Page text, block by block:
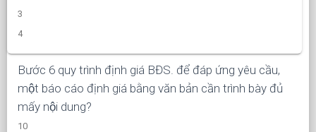
3
4
Bước 6 quy trình định giá BĐS. để đáp ứng yêu cầu,
một báo cáo định giá bằng văn bản cần trình bày đủ
mấy nội dung?
10